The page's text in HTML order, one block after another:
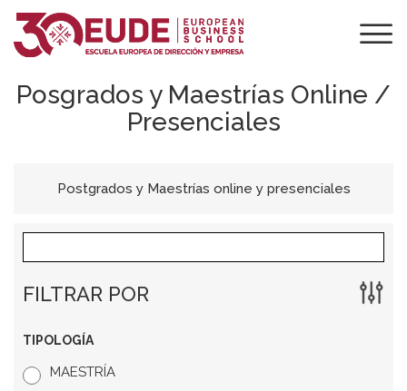
Posgrados y Maestrías Online /
Presenciales
Postgrados y Maestrías online y presenciales
FILTRAR POR
TIPOLOGÍA
MAESTRÍA